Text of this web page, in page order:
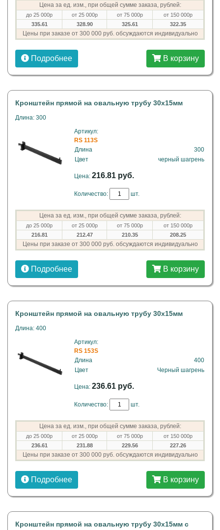
Цена за ед. изм., при общей сумме заказа, рублей:
до 25 000р от 25 000р от 75 000р
от 150 000р
335.61
328.90 325.61 322.35
Цены при заказе от 300 000 руб. обсуждаются индивидуально
Подробнее В корзину
Кронштейн прямой на овальную трубу 30х15мм
Длина: 300
Артикул:
RS 113S
Длина
300
Цвет
черный шагрень
Цена: 216.81 руб.
Количество: шт.
Цена за ед. изм., при общей сумме заказа, рублей:
до 25 000р от 25 000р от 75 000р
от 150 000р
216.81
212.47 210.35 208.25
Цены при заказе от 300 000 руб. обсуждаются индивидуально
Подробнее В корзину
Кронштейн прямой на овальную трубу 30х15мм
Длина: 400
Артикул:
RS 153S
Длина
400
Цвет
Черный шагрень
Цена: 236.61 руб.
Количество: шт.
Цена за ед. изм., при общей сумме заказа, рублей:
до 25 000р от 25 000р от 75 000р
от 150 000р
236.61
231.88 229.56 227.26
Цены при заказе от 300 000 руб. обсуждаются индивидуально
Подробнее В корзину
Кронштейн прямой на овальную трубу 30х15мм c